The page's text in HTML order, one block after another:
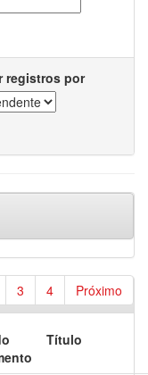
registros por
3 4 Próximo
Título